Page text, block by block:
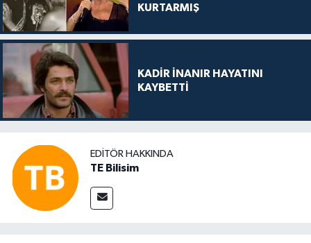
KURTARMIŞ
KADİR İNANIR HAYATINI
KAYBETTİ
EDITÖR HAKKINDA
TE Bilisim